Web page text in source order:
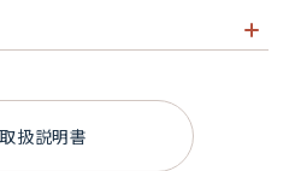
ニット
端子×3ヵ所）
取扱説明書